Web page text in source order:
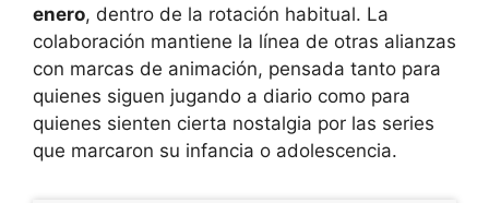
enero, dentro de la rotación habitual. La
colaboración mantiene la línea de otras alianzas
con marcas de animación, pensada tanto para
quienes siguen jugando a diario como para
quienes sienten cierta nostalgia por las series
que marcaron su infancia o adolescencia.